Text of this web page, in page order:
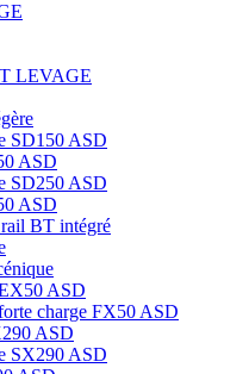
LEVAGE
SD150 ASD
ASD
SD250 ASD
ASD
BT intégré
ASD
charge FX50 ASD
ASD
SX290 ASD